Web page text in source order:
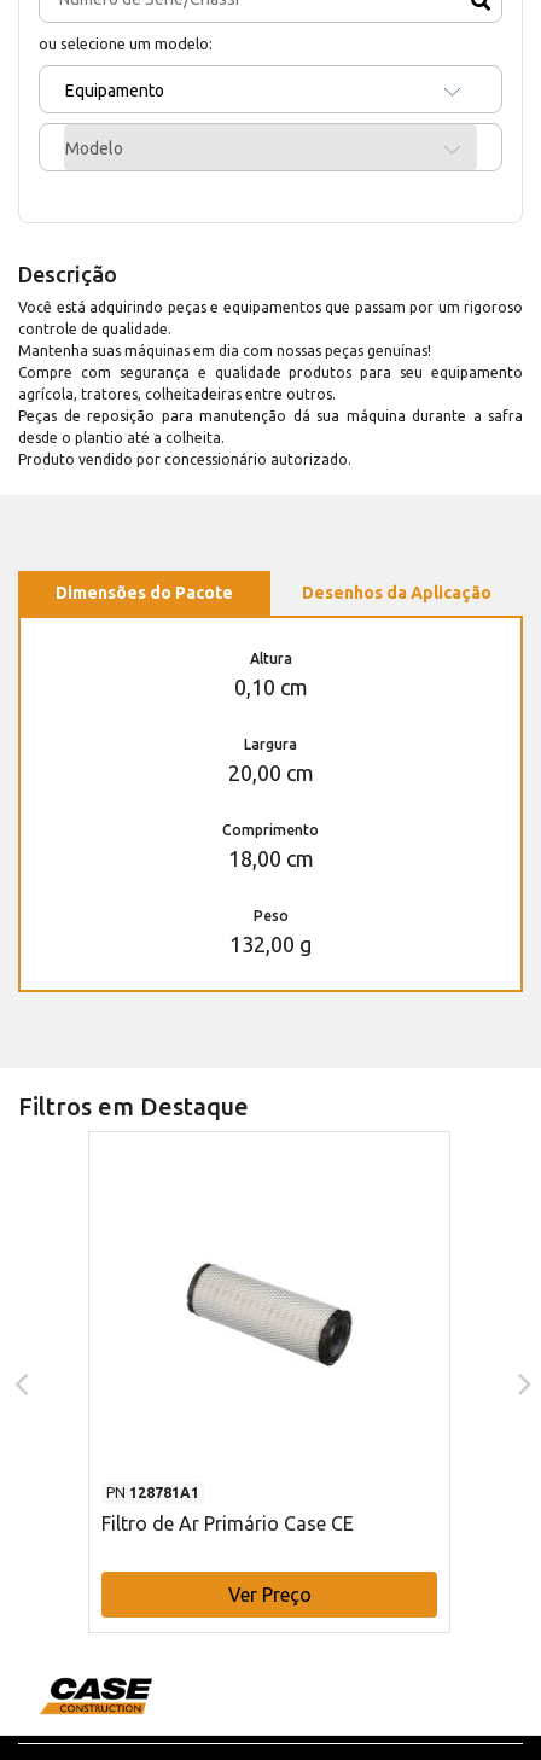
ou selecione um modelo:
Equipamento
Modelo
Descrição
Você está adquirindo peças e equipamentos que passam por um rigoroso
controle de qualidade.
Mantenha suas máquinas em dia com nossas peças genuínas!
Compre com segurança e qualidade produtos para seu equipamento
agrícola, tratores, colheitadeiras entre outros.
Peças de reposição para manutenção dá sua máquina durante a safra
desde o plantio até a colheita.
Produto vendido por concessionário autorizado.
Dimensões do Pacote Desenhos da Aplicação
Altura
0,10 cm
Largura
20,00 cm
Comprimento
18,00 cm
Peso
132,00 g
Filtros em Destaque
PN 128781A1
Filtro de Ar Primário Case CE
Ver Preço